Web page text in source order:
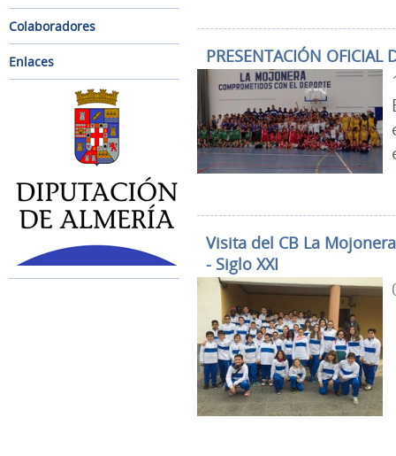
Colaboradores
Enlaces PRESENTACIÓN OFICIAL
Visita del CB La
- Siglo XXI